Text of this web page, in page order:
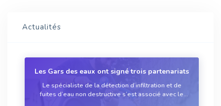
Actualités
Les Gars des eaux ont signé trois partenariats
Le spécialiste de la détection d’infiltration et de
fuites d’eau non destructive s’est associé avec le